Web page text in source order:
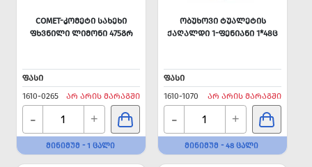
COMET-ᲙᲝᲛᲔᲢᲘ ᲡᲐᲮᲔᲮᲘ
ᲤᲮᲕᲜᲘᲚᲘ ᲚᲘᲛᲝᲜᲘ 475ᲒᲠ
ᲤᲐᲡᲘ
1610-0265
ᲐᲠ ᲐᲠᲘᲡ ᲛᲐᲠᲐᲒᲨᲘ
- +
ᲛᲘᲜᲘᲛᲣᲛ - 1 ᲪᲐᲚᲘ
ᲝᲑᲣᲮᲝᲕᲘ ᲢᲣᲐᲚᲔᲢᲘᲡ
ᲥᲐᲦᲐᲚᲓᲘ 1-ᲤᲔᲜᲘᲐᲜᲘ 1*48Ც
ᲤᲐᲡᲘ
1610-1070
ᲐᲠ ᲐᲠᲘᲡ ᲛᲐᲠᲐᲒᲨᲘ
- +
ᲛᲘᲜᲘᲛᲣᲛ - 48 ᲪᲐᲚᲘ